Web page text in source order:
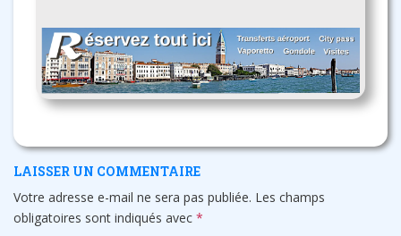
LAISSER UN COMMENTAIRE
Votre adresse e-mail ne sera pas publiée. Les champs
obligatoires sont indiqués avec *